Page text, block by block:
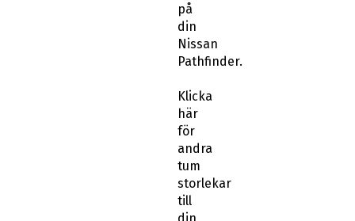
på
din
Nissan
Pathfinder.
Klicka
här
för
andra
tum
storlekar
till
din